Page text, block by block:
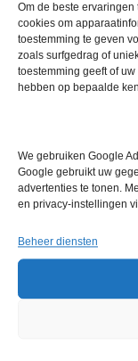
Om de beste
cookies om
toestemming te geven
zoals surfgedrag of
toestemming geeft of
hebben op bepaalde
We gebruiken Google
Google gebruikt uw
advertenties te tonen.
en privacy-instellingen
Beheer diensten
Snelheidsbereik: 5 –
Mengamplitude: 16
Maximale belasting:
Rolgrootte: 340 × 30
Afmetingen: 565 ×
Extra